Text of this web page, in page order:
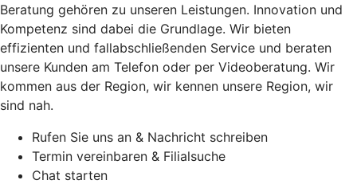
Beratung gehören zu unseren Leistungen. Innovation und
Kompetenz sind dabei die Grundlage. Wir bieten
effizienten und fallabschließenden Service und beraten
unsere Kunden am Telefon oder per Videoberatung. Wir
kommen aus der Region, wir kennen unsere Region, wir
sind nah.
Rufen Sie uns an & Nachricht schreiben
Termin vereinbaren & Filialsuche
Chat starten